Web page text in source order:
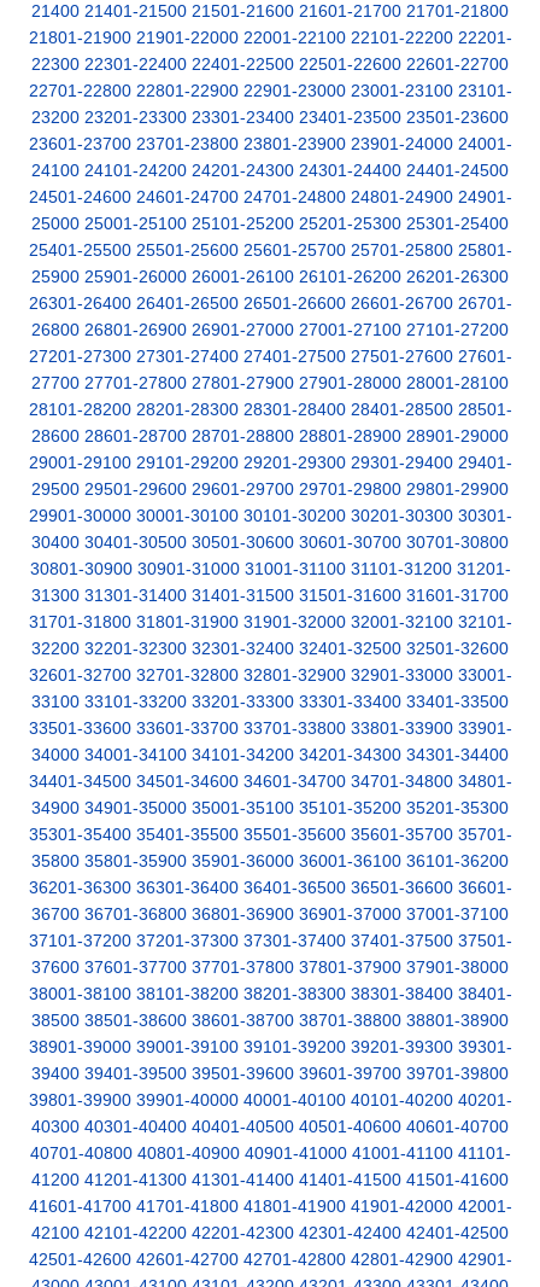
21400 21401-21500 21501-21600 21601-21700 21701-21800
21801-21900 21901-22000 22001-22100 22101-22200 22201-
22300 22301-22400 22401-22500 22501-22600 22601-22700
22701-22800 22801-22900 22901-23000 23001-23100 23101-
23200 23201-23300 23301-23400 23401-23500 23501-23600
23601-23700 23701-23800 23801-23900 23901-24000 24001-
24100 24101-24200 24201-24300 24301-24400 24401-24500
24501-24600 24601-24700 24701-24800 24801-24900 24901-
25000 25001-25100 25101-25200 25201-25300 25301-25400
25401-25500 25501-25600 25601-25700 25701-25800 25801-
25900 25901-26000 26001-26100 26101-26200 26201-26300
26301-26400 26401-26500 26501-26600 26601-26700 26701-
26800 26801-26900 26901-27000 27001-27100 27101-27200
27201-27300 27301-27400 27401-27500 27501-27600 27601-
27700 27701-27800 27801-27900 27901-28000 28001-28100
28101-28200 28201-28300 28301-28400 28401-28500 28501-
28600 28601-28700 28701-28800 28801-28900 28901-29000
29001-29100 29101-29200 29201-29300 29301-29400 29401-
29500 29501-29600 29601-29700 29701-29800 29801-29900
29901-30000 30001-30100 30101-30200 30201-30300 30301-
30400 30401-30500 30501-30600 30601-30700 30701-30800
30801-30900 30901-31000 31001-31100 31101-31200 31201-
31300 31301-31400 31401-31500 31501-31600 31601-31700
31701-31800 31801-31900 31901-32000 32001-32100 32101-
32200 32201-32300 32301-32400 32401-32500 32501-32600
32601-32700 32701-32800 32801-32900 32901-33000 33001-
33100 33101-33200 33201-33300 33301-33400 33401-33500
33501-33600 33601-33700 33701-33800 33801-33900 33901-
34000 34001-34100 34101-34200 34201-34300 34301-34400
34401-34500 34501-34600 34601-34700 34701-34800 34801-
34900 34901-35000 35001-35100 35101-35200 35201-35300
35301-35400 35401-35500 35501-35600 35601-35700 35701-
35800 35801-35900 35901-36000 36001-36100 36101-36200
36201-36300 36301-36400 36401-36500 36501-36600 36601-
36700 36701-36800 36801-36900 36901-37000 37001-37100
37101-37200 37201-37300 37301-37400 37401-37500 37501-
37600 37601-37700 37701-37800 37801-37900 37901-38000
38001-38100 38101-38200 38201-38300 38301-38400 38401-
38500 38501-38600 38601-38700 38701-38800 38801-38900
38901-39000 39001-39100 39101-39200 39201-39300 39301-
39400 39401-39500 39501-39600 39601-39700 39701-39800
39801-39900 39901-40000 40001-40100 40101-40200 40201-
40300 40301-40400 40401-40500 40501-40600 40601-40700
40701-40800 40801-40900 40901-41000 41001-41100 41101-
41200 41201-41300 41301-41400 41401-41500 41501-41600
41601-41700 41701-41800 41801-41900 41901-42000 42001-
42100 42101-42200 42201-42300 42301-42400 42401-42500
42501-42600 42601-42700 42701-42800 42801-42900 42901-